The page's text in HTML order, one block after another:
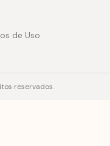
de Uso
reservados.